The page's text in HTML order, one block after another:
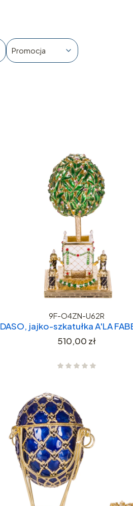
Promocja
9F-O4ZN-U62R
DASO, jajko-szkatułka A'LA
Cena
510,00 zł